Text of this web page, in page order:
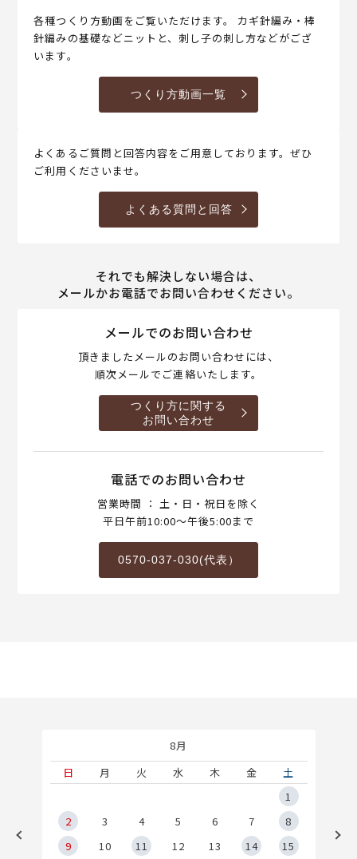
各種つくり方動画をご覧いただけます。 カギ針編み・棒
針編みの基礎などニットと、刺し子の刺し方などがござ
います。
つくり方動画一覧
よくあるご質問と回答内容をご用意しております。ぜひ
ご利用くださいませ。
よくある質問と回答
それでも解決しない場合は、
メールかお電話でお問い合わせください。
メールでのお問い合わせ
頂きましたメールのお問い合わせには、
順次メールでご連絡いたします。
つくり方に関する
お問い合わせ
電話でのお問い合わせ
営業時間 ： 土・日・祝日を除く
平日午前10:00～午後5:00まで
0570-037-030(代表）
8月
日
月 火 水 木 金
土
1
2
3 4 5 6 7
8
9
10 11 12 13 14
15